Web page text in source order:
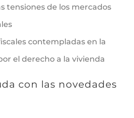
tensiones de los mercados
contempladas en la
el derecho a la vivienda
con las novedades